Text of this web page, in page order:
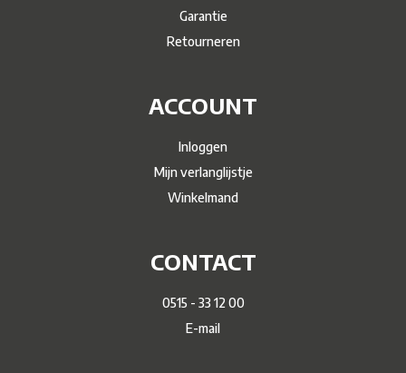
Garantie
Retourneren
ACCOUNT
Inloggen
Mijn verlanglijstje
Winkelmand
CONTACT
0515 - 33 12 00
E-mail